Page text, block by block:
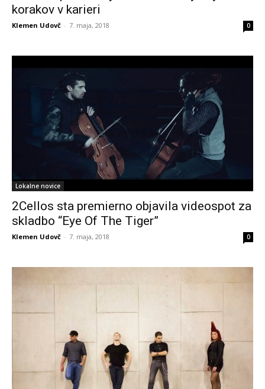
korakov v karieri
Klemen Udovč - 7. maja, 2018 0
Lokalne novice
2Cellos sta premierno objavila videospot za
skladbo “Eye Of The Tiger”
Klemen Udovč - 7. maja, 2018 0